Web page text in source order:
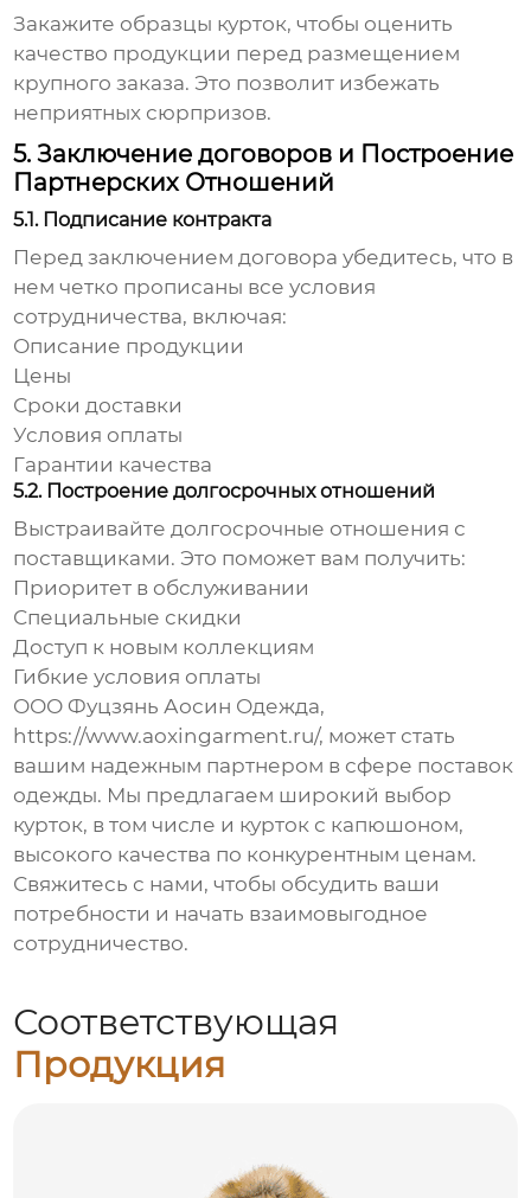
Закажите образцы курток, чтобы оценить
качество продукции перед размещением
крупного заказа. Это позволит избежать
неприятных сюрпризов.
5. Заключение договоров и Построение
Партнерских Отношений
5.1. Подписание контракта
Перед заключением договора убедитесь, что в
нем четко прописаны все условия
сотрудничества, включая:
Описание продукции
Цены
Сроки доставки
Условия оплаты
Гарантии качества
5.2. Построение долгосрочных отношений
Выстраивайте долгосрочные отношения с
поставщиками. Это поможет вам получить:
Приоритет в обслуживании
Специальные скидки
Доступ к новым коллекциям
Гибкие условия оплаты
ООО Фуцзянь Аосин Одежда,
https://www.aoxingarment.ru/, может стать
вашим надежным партнером в сфере поставок
одежды. Мы предлагаем широкий выбор
курток, в том числе и курток с капюшоном,
высокого качества по конкурентным ценам.
Свяжитесь с нами, чтобы обсудить ваши
потребности и начать взаимовыгодное
сотрудничество.
Соответствующая
Продукция